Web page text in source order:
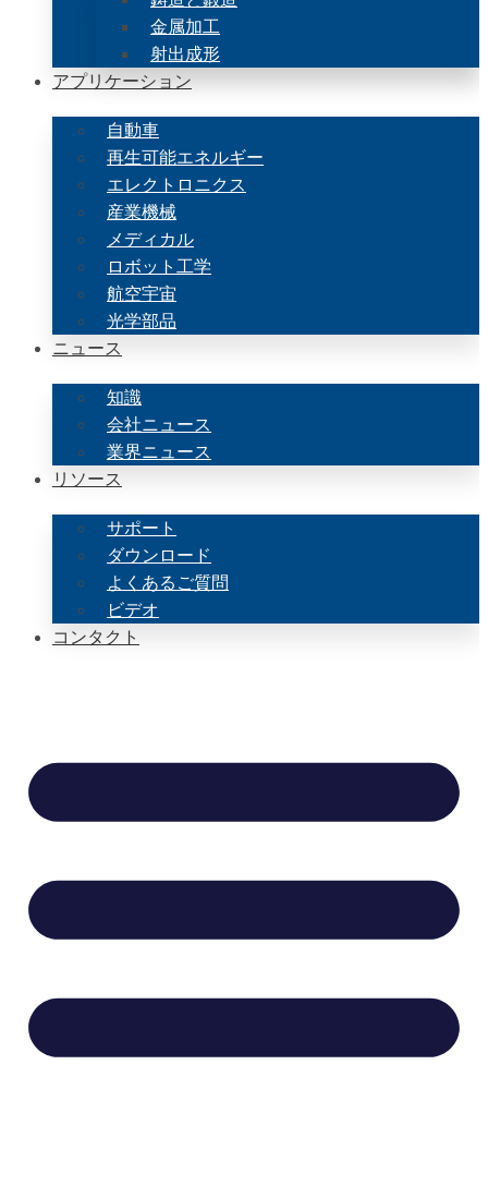
金属加工
射出成形
アプリケーション
自動車
再生可能エネルギー
エレクトロニクス
産業機械
メディカル
ロボット工学
航空宇宙
光学部品
ニュース
知識
会社ニュース
業界ニュース
リソース
サポート
ダウンロード
よくあるご質問
ビデオ
コンタクト